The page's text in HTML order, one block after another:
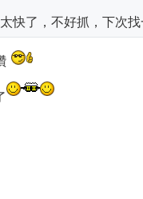
快了，不好抓，下次